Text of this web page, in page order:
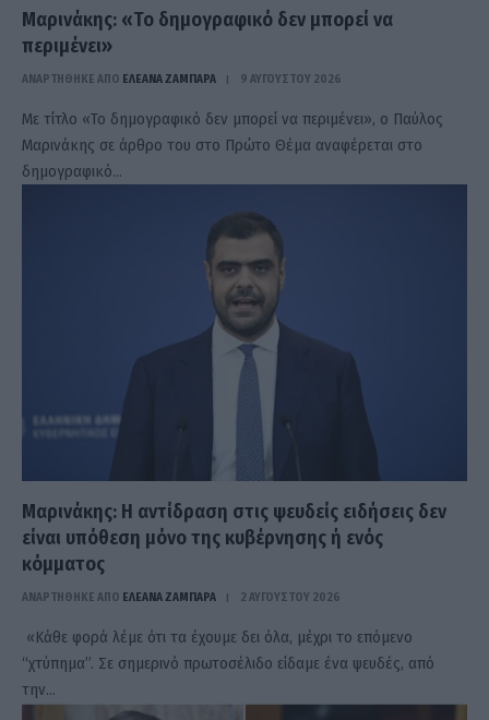
Μαρινάκης: «Το δημογραφικό δεν μπορεί να
περιμένει»
ΑΝΑΡΤΗΘΗΚΕ ΑΠΟ ΕΛΕΑΝΑ ΖΑΜΠΑΡΑ 9 ΑΥΓΟΎΣΤΟΥ 2026
Με τίτλο «Το δημογραφικό δεν μπορεί να περιμένει», ο Παύλος
Μαρινάκης σε άρθρο του στο Πρώτο Θέμα αναφέρεται στο
δημογραφικό…
Μαρινάκης: Η αντίδραση στις ψευδείς ειδήσεις δεν
είναι υπόθεση μόνο της κυβέρνησης ή ενός
κόμματος
ΑΝΑΡΤΗΘΗΚΕ ΑΠΟ ΕΛΕΑΝΑ ΖΑΜΠΑΡΑ 2 ΑΥΓΟΎΣΤΟΥ 2026
«Κάθε φορά λέμε ότι τα έχουμε δει όλα, μέχρι το επόμενο
“χτύπημα”. Σε σημερινό πρωτοσέλιδο είδαμε ένα ψευδές, από
την…